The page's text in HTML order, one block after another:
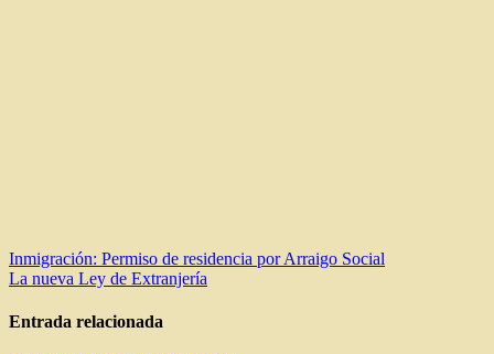
Navegación
de
entradas
Inmigración: Permiso de residencia por Arraigo Social
La nueva Ley de Extranjería
Entrada relacionada